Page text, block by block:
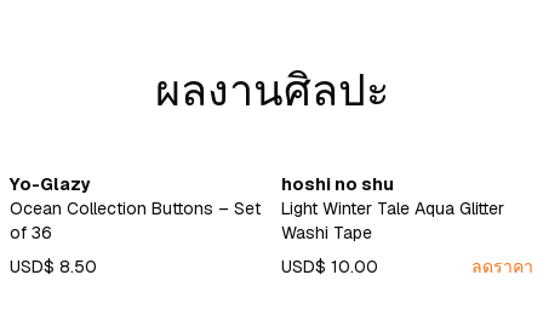
ผลงานศิลปะ
Yo-Glazy
Ocean Collection Buttons – Set
of 36
USD$ 8.50
hoshi no shu
Light Winter Tale Aqua Glitter
Washi Tape
USD$ 10.00
ลดราคา